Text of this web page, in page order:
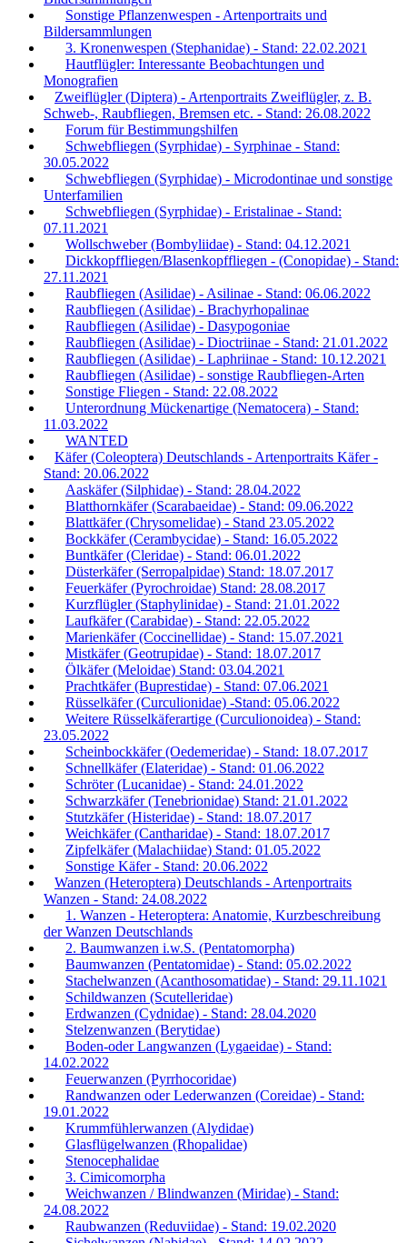
Sonstige Pflanzenwespen - Artenportraits und
Bildersammlungen
3. Kronenwespen (Stephanidae) - Stand: 22.02.2021
Hautflügler: Interessante Beobachtungen und
Monografien
Zweiflügler (Diptera) - Artenportraits Zweiflügler, z. B.
Schweb-, Raubfliegen, Bremsen etc. - Stand: 26.08.2022
Forum für Bestimmungshilfen
Schwebfliegen (Syrphidae) - Syrphinae - Stand:
30.05.2022
Schwebfliegen (Syrphidae) - Microdontinae und sonstige
Unterfamilien
Schwebfliegen (Syrphidae) - Eristalinae - Stand:
07.11.2021
Wollschweber (Bombyliidae) - Stand: 04.12.2021
Dickkopffliegen/Blasenkopffliegen - (Conopidae) - Stand:
27.11.2021
Raubfliegen (Asilidae) - Asilinae - Stand: 06.06.2022
Raubfliegen (Asilidae) - Brachyrhopalinae
Raubfliegen (Asilidae) - Dasypogoniae
Raubfliegen (Asilidae) - Dioctriinae - Stand: 21.01.2022
Raubfliegen (Asilidae) - Laphriinae - Stand: 10.12.2021
Raubfliegen (Asilidae) - sonstige Raubfliegen-Arten
Sonstige Fliegen - Stand: 22.08.2022
Unterordnung Mückenartige (Nematocera) - Stand:
11.03.2022
WANTED
Käfer (Coleoptera) Deutschlands - Artenportraits Käfer -
Stand: 20.06.2022
Aaskäfer (Silphidae) - Stand: 28.04.2022
Blatthornkäfer (Scarabaeidae) - Stand: 09.06.2022
Blattkäfer (Chrysomelidae) - Stand 23.05.2022
Bockkäfer (Cerambycidae) - Stand: 16.05.2022
Buntkäfer (Cleridae) - Stand: 06.01.2022
Düsterkäfer (Serropalpidae) Stand: 18.07.2017
Feuerkäfer (Pyrochroidae) Stand: 28.08.2017
Kurzflügler (Staphylinidae) - Stand: 21.01.2022
Laufkäfer (Carabidae) - Stand: 22.05.2022
Marienkäfer (Coccinellidae) - Stand: 15.07.2021
Mistkäfer (Geotrupidae) - Stand: 18.07.2017
Ölkäfer (Meloidae) Stand: 03.04.2021
Prachtkäfer (Buprestidae) - Stand: 07.06.2021
Rüsselkäfer (Curculionidae) -Stand: 05.06.2022
Weitere Rüsselkäferartige (Curculionoidea) - Stand:
23.05.2022
Scheinbockkäfer (Oedemeridae) - Stand: 18.07.2017
Schnellkäfer (Elateridae) - Stand: 01.06.2022
Schröter (Lucanidae) - Stand: 24.01.2022
Schwarzkäfer (Tenebrionidae) Stand: 21.01.2022
Stutzkäfer (Histeridae) - Stand: 18.07.2017
Weichkäfer (Cantharidae) - Stand: 18.07.2017
Zipfelkäfer (Malachiidae) Stand: 01.05.2022
Sonstige Käfer - Stand: 20.06.2022
Wanzen (Heteroptera) Deutschlands - Artenportraits
Wanzen - Stand: 24.08.2022
1. Wanzen - Heteroptera: Anatomie, Kurzbeschreibung
der Wanzen Deutschlands
2. Baumwanzen i.w.S. (Pentatomorpha)
Baumwanzen (Pentatomidae) - Stand: 05.02.2022
Stachelwanzen (Acanthosomatidae) - Stand: 29.11.1021
Schildwanzen (Scutelleridae)
Erdwanzen (Cydnidae) - Stand: 28.04.2020
Stelzenwanzen (Berytidae)
Boden-oder Langwanzen (Lygaeidae) - Stand:
14.02.2022
Feuerwanzen (Pyrrhocoridae)
Randwanzen oder Lederwanzen (Coreidae) - Stand:
19.01.2022
Krummfühlerwanzen (Alydidae)
Glasflügelwanzen (Rhopalidae)
Stenocephalidae
3. Cimicomorpha
Weichwanzen / Blindwanzen (Miridae) - Stand:
24.08.2022
Raubwanzen (Reduviidae) - Stand: 19.02.2020